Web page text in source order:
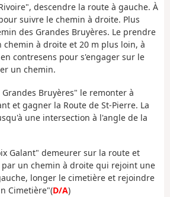
descendre la route à gauche. À
suivre le chemin à droite. Plus
des Grandes Bruyères. Le prendre
chemin à droite et 20 m plus loin, à
contresens pour s'engager sur le
un chemin.
Grandes Bruyères" le remonter à
et gagner la Route de St-Pierre. La
une intersection à l'angle de la
Galant" demeurer sur la route et
par un chemin à droite qui rejoint une
longer le cimetière et rejoindre
Cimetière"(D/A)